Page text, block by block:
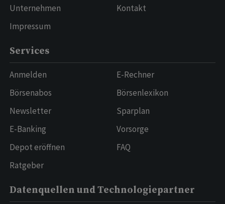
Unternehmen
Impressum
Kontakt
Services
Anmelden
Börsenabos
Newsletter
E-Banking
Depot eröffnen
Ratgeber
E-Rechner
Börsenlexikon
Sparplan
Vorsorge
FAQ
Datenquellen und Technologiepartner